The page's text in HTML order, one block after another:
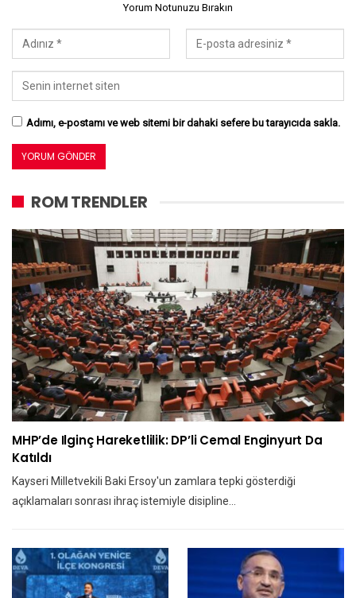
Yorum Notunuzu Bırakın
Adımı, e-postamı ve web sitemi bir dahaki sefere bu tarayıcıda sakla.
ROM TRENDLER
MHP’de Ilginç Hareketlilik: DP’li Cemal Enginyurt Da
Katıldı
Kayseri Milletvekili Baki Ersoy'un zamlara tepki gösterdiği
açıklamaları sonrası ihraç istemiyle disipline…